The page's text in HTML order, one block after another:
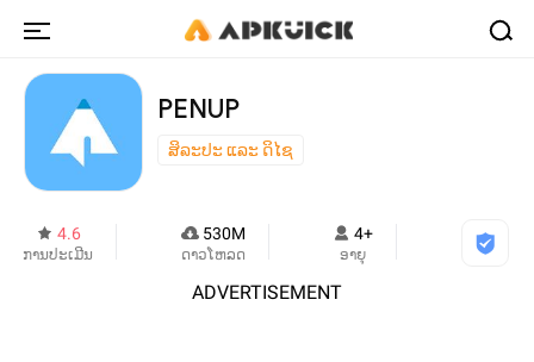
PENUP
ສິລະປະ ແລະ ດິໄຊ
4.6
ການປະເມີນ
530M
ດາວໂຫລດ
4+
ອາຍຸ
ADVERTISEMENT